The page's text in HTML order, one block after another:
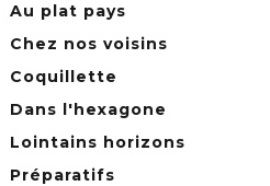
Au plat pays
Chez nos voisins
Coquillette
Dans l'hexagone
Lointains horizons
Préparatifs